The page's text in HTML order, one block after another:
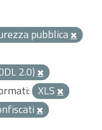
pubblica
2.0)
XLS